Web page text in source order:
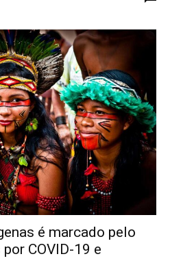
é marcado pelo
COVID-19 e